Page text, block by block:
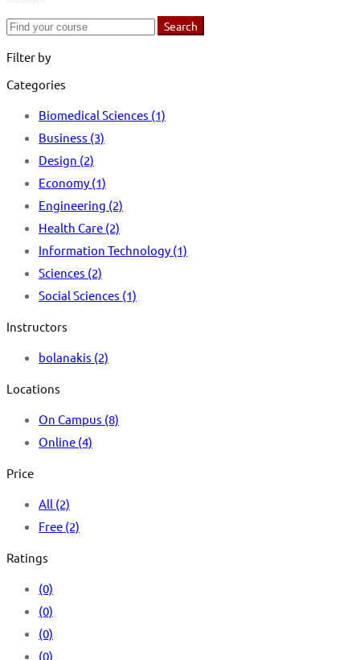
Search
Search
Filter by
Categories
Biomedical Sciences (1)
Business (3)
Design (2)
Economy (1)
Engineering (2)
Health Care (2)
Information Technology (1)
Sciences (2)
Social Sciences (1)
Instructors
bolanakis (2)
Locations
On Campus (8)
Online (4)
Price
All (2)
Free (2)
Ratings
(0)
(0)
(0)
(0)